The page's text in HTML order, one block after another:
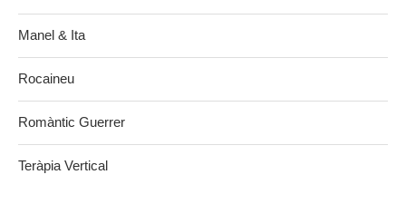
Manel & Ita
Rocaineu
Romàntic Guerrer
Teràpia Vertical